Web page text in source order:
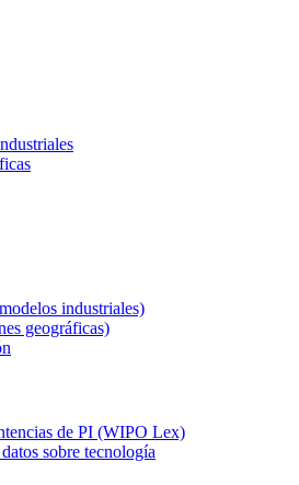
industriales)
geográficas)
de PI (WIPO Lex)
sobre tecnología